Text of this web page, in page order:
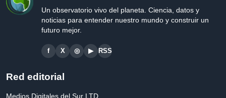
Un observatorio vivo del planeta. Ciencia, datos y
noticias para entender nuestro mundo y construir un
futuro mejor.
f X ◎ ▶ RSS
Red editorial
Medios Digitales del Sur LTD